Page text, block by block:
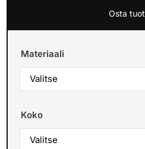
Osta
Materiaali
Koko